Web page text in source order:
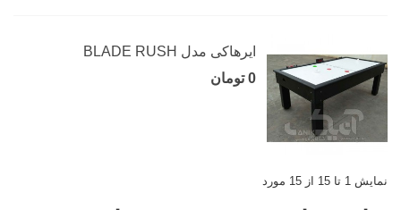
ایرهاکی مدل BLADE RUSH
0 تومان
نمایش 1 تا 15 از 15 مورد